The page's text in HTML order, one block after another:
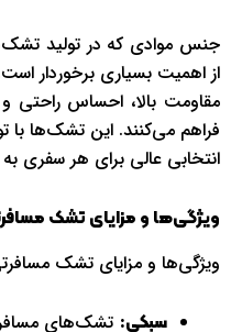
جنس موادی که در تولید
از اهمیت بسیاری برخوردار
مقاومت بالا، احساس راحتی
فراهم می‌کنند. این تشک‌ها با
انتخابی عالی برای هر سفری
ویژگی‌ها و مزایای تشک
ویژگی‌ها و مزایای تشک
سبکی: تشک‌های